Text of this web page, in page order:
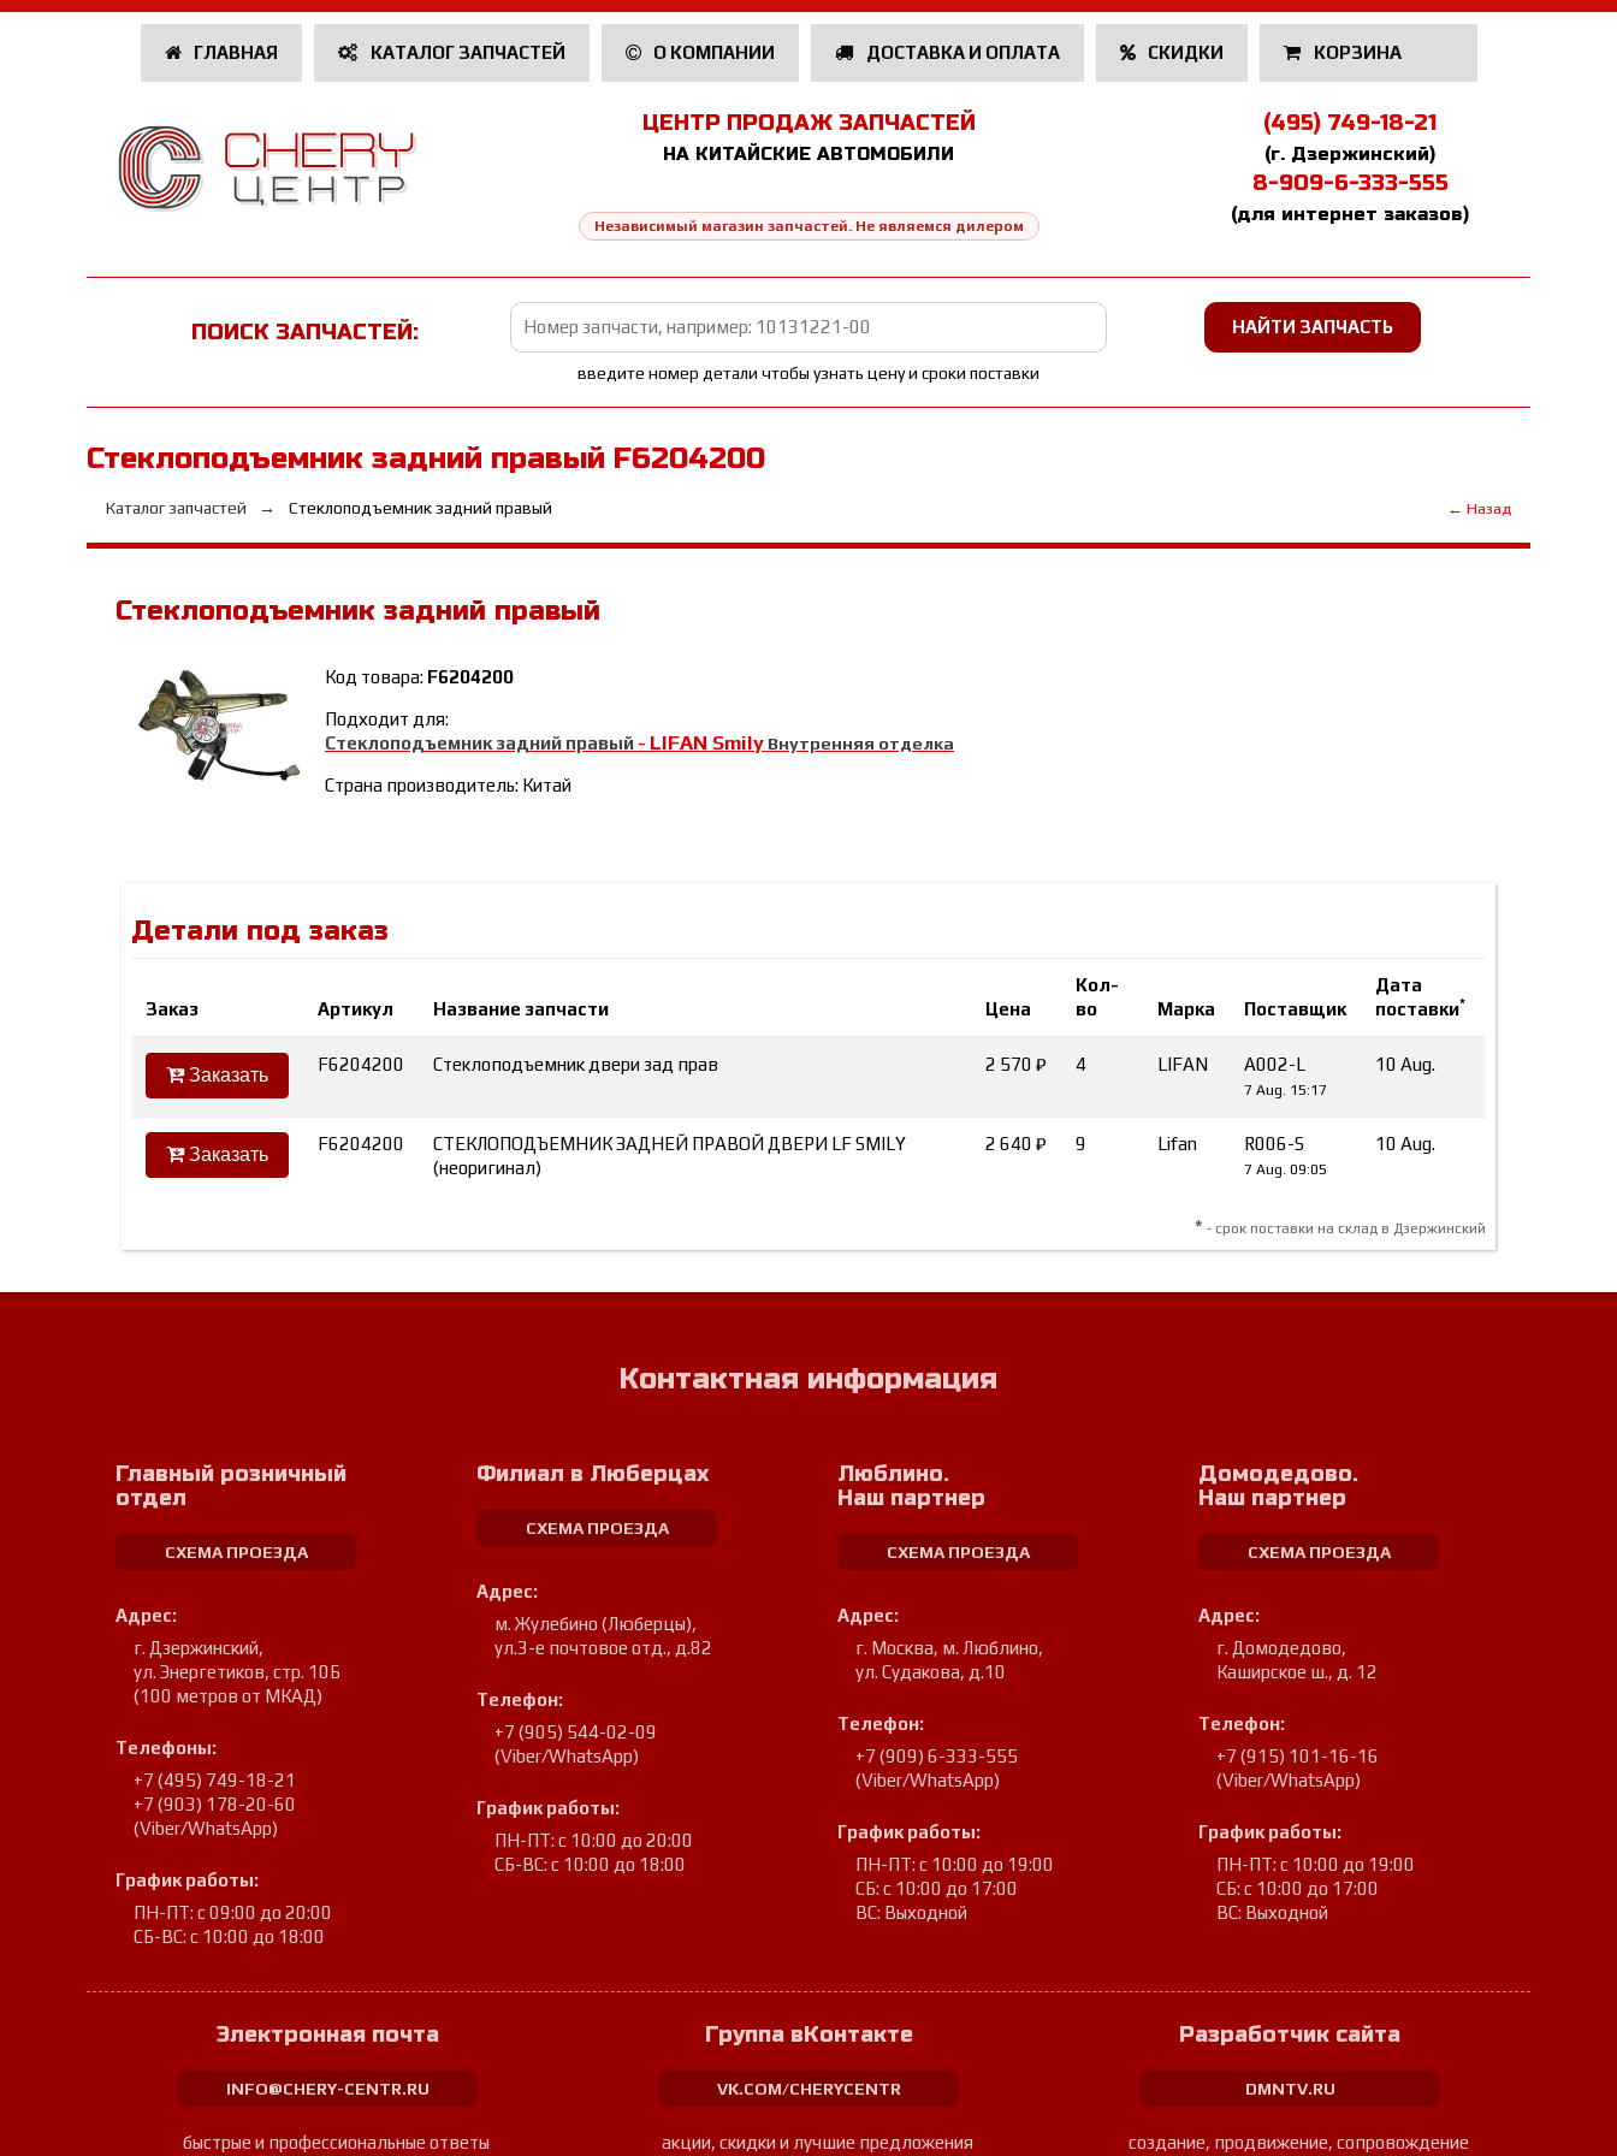
ГЛАВНАЯ КАТАЛОГ ЗАПЧАСТЕЙ О КОМПАНИИ ДОСТАВКА И ОПЛАТА СКИДКИ КОРЗИНА
ЦЕНТР ПРОДАЖ ЗАПЧАСТЕЙ
НА КИТАЙСКИЕ АВТОМОБИЛИ
Независимый магазин запчастей. Не являемся дилером
(495) 749-18-21
(г. Дзержинский)
8-909-6-333-555
(для интернет заказов)
ПОИСК ЗАПЧАСТЕЙ:
введите номер детали чтобы узнать цену и сроки поставки
Стеклоподъемник задний правый F6204200
Каталог запчастей Стеклоподъемник задний правый ← Назад
Стеклоподъемник задний правый
Код товара: F6204200
Подходит для:
Стеклоподъемник задний правый - LIFAN Smily Внутренняя отделка
Страна производитель: Китай
Детали под заказ
Заказ Артикул Название запчасти Цена
Кол-
во
Марка Поставщик
Дата
поставки*
Заказать
F6204200 Стеклоподъемник двери зад прав 2 570 ₽ 4 LIFAN A002-L
7 Aug. 15:17
10 Aug.
Заказать
F6204200
СТЕКЛОПОДЪЕМНИК ЗАДНЕЙ ПРАВОЙ ДВЕРИ LF SMILY
(неоригинал)
2 640 ₽ 9 Lifan R006-S
7 Aug. 09:05
10 Aug.
* - срок поставки на склад в Дзержинский
Контактная информация
Главный розничный
отдел
СХЕМА ПРОЕЗДА
Адрес:
г. Дзержинский,
ул. Энергетиков, стр. 10Б
(100 метров от МКАД)
Телефоны:
+7 (495) 749-18-21
+7 (903) 178-20-60
(Viber/WhatsApp)
График работы:
ПН-ПТ: с 09:00 до 20:00
СБ-ВС: с 10:00 до 18:00
Филиал в Люберцах
СХЕМА ПРОЕЗДА
Адрес:
м. Жулебино (Люберцы),
ул.3-е почтовое отд., д.82
Телефон:
+7 (905) 544-02-09
(Viber/WhatsApp)
График работы:
ПН-ПТ: с 10:00 до 20:00
СБ-ВС: с 10:00 до 18:00
Люблино.
Наш партнер
СХЕМА ПРОЕЗДА
Адрес:
г. Москва, м. Люблино,
ул. Судакова, д.10
Телефон:
+7 (909) 6-333-555
(Viber/WhatsApp)
График работы:
ПН-ПТ: с 10:00 до 19:00
СБ: с 10:00 до 17:00
ВС: Выходной
Домодедово.
Наш партнер
СХЕМА ПРОЕЗДА
Адрес:
г. Домодедово,
Каширское ш., д. 12
Телефон:
+7 (915) 101-16-16
(Viber/WhatsApp)
График работы:
ПН-ПТ: с 10:00 до 19:00
СБ: с 10:00 до 17:00
ВС: Выходной
Электронная почта
INFO@CHERY-CENTR.RU
быстрые и профессиональные ответы
Группа вКонтакте
VK.COM/CHERYCENTR
акции, скидки и лучшие предложения
Разработчик сайта
DMNTV.RU
создание, продвижение, сопровождение